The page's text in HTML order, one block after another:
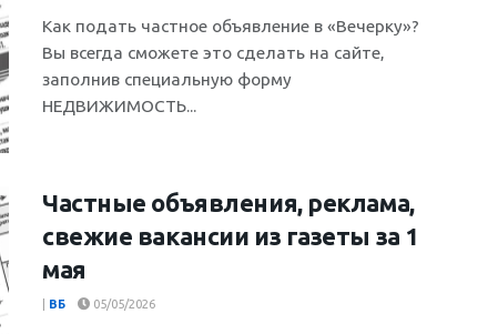
Как подать частное объявление в «Вечерку»?
Вы всегда сможете это сделать на сайте,
заполнив специальную форму
НЕДВИЖИМОСТЬ...
Частные объявления, реклама,
свежие вакансии из газеты за 1
мая
ВБ 05/05/2026